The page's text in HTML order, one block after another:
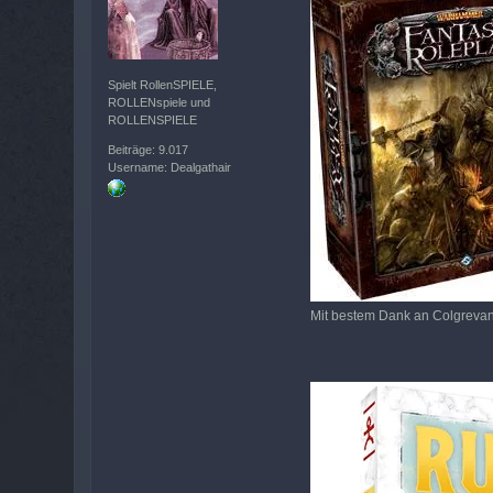
Spielt RollenSPIELE,
ROLLENspiele und
ROLLENSPIELE
Beiträge: 9.017
Username: Dealgathair
Mit bestem Dank an